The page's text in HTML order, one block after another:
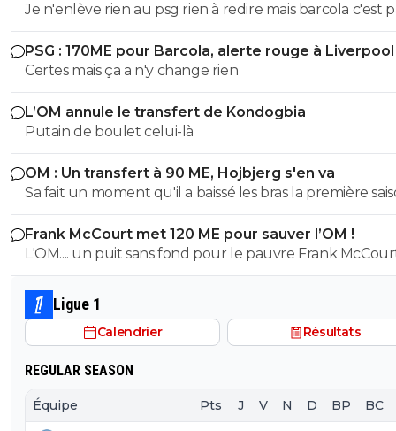
Je n'enlève rien au psg rien à redire mais barcola c'est
plus de 80-100 hors bonus faut arrêter c'est pas kvara
Mbappé Dembelé haaland
PSG : 170ME pour Barcola, alerte rouge à Liverpool
Certes mais ça a n'y change rien
L’OM annule le transfert de Kondogbia
Putain de boulet celui-là
OM : Un transfert à 90 ME, Hojbjerg s'en va
Sa fait un moment qu'il a baissé les bras la première
etait top mais depuis quelques match etait en dessus.
et bon vent a lui pour le reste de sa carrière ...
Frank McCourt met 120 ME pour sauver l’OM !
L'OM.... un puit sans fond pour le pauvre Frank
Ligue 1
Calendrier Résultats
REGULAR SEASON
Équipe Pts J V N D BP BC